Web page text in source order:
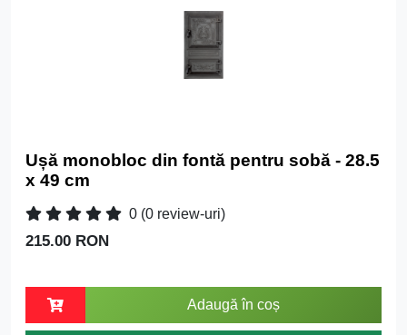
Ușă monobloc din fontă pentru sobă - 28.5
x 49 cm
0 (0 review-uri)
215.00 RON
Adaugă în coș